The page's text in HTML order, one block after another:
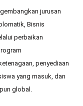
jurusan
Bisnis
perbaikan
penyediaan
yang masuk, dan
global.